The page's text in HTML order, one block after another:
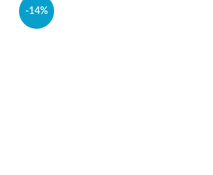
-14%